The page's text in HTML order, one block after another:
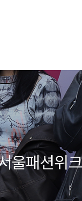
패션위